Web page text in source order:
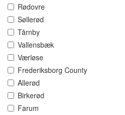
Rødovre
Søllerød
Tårnby
Vallensbæk
Værløse
Frederiksborg County
Allerød
Birkerød
Farum